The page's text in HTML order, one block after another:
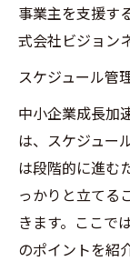
事業主を支援す
式会社ビジョン
スケジュール管
中小企業成長加
は、スケジュー
は段階的に進む
っかりと立てる
きます。ここで
のポイントを紹